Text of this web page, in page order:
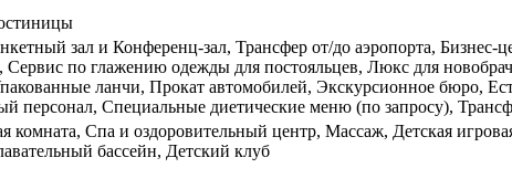
зал и Конференц-зал, Трансфер от/до аэропорта, Бизнес-
Сервис по глажению одежды для постояльцев, Люкс для
ланчи, Прокат автомобилей, Экскурсионное бюро,
персонал, Специальные диетические меню (по запросу),
комната, Спа и оздоровительный центр, Массаж, Детская
бассейн, Детский клуб